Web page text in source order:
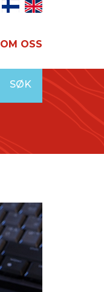
OM OSS
SØK